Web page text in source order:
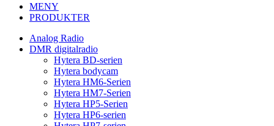
MENY
PRODUKTER
Analog Radio
DMR digitalradio
Hytera BD-serien
Hytera bodycam
Hytera HM6-Serien
Hytera HM7-Serien
Hytera HP5-Serien
Hytera HP6-serien